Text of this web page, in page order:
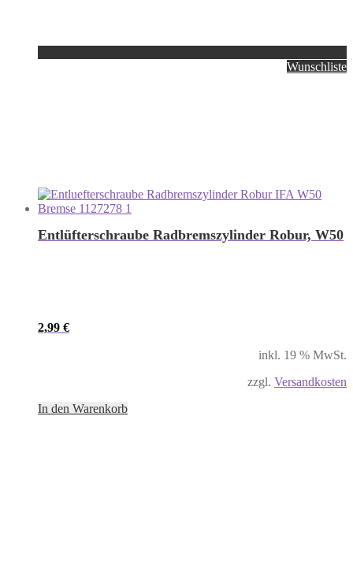
Wunschliste
Entlüfterschraube Radbremszylinder Robur, W50
2,99 €
inkl. 19 % MwSt.
zzgl. Versandkosten
In den Warenkorb